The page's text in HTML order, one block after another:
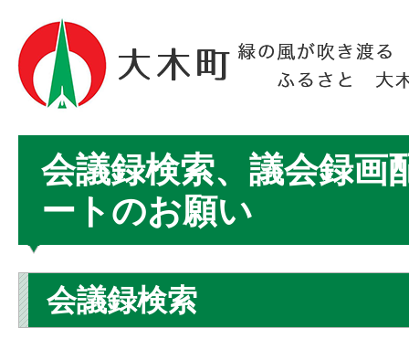
会議録検索、議会録画
ートのお願い
会議録検索